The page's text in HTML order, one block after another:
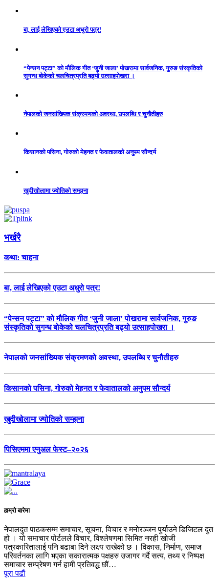
बा, लाई लेखिएको एउटा अधुरो पत्र!
“पेन्सन पट्टा” को मौलिक गीत ‘जुनी जाला’ पोखरामा सार्वजनिक, गुरुङ संस्कृतिको
सुगन्ध बोकेको चलचित्रप्रति बढ्यो उत्साहपोखरा ।
नेपालको जनसांख्यिक संक्रमणको अवस्था, उपलब्धि र चुनौतीहरु
किसानको पसिना, गोरुको मेहनत र फेवातालको अनुपम सौन्दर्य
खुदीखोलामा ज्योतिको सम्झना
भर्खरै
कथा: चाहना
बा, लाई लेखिएको एउटा अधुरो पत्र!
“पेन्सन पट्टा” को मौलिक गीत ‘जुनी जाला’ पोखरामा सार्वजनिक, गुरुङ
संस्कृतिको सुगन्ध बोकेको चलचित्रप्रति बढ्यो उत्साहपोखरा ।
नेपालको जनसांख्यिक संक्रमणको अवस्था, उपलब्धि र चुनौतीहरु
किसानको पसिना, गोरुको मेहनत र फेवातालको अनुपम सौन्दर्य
खुदीखोलामा ज्योतिको सम्झना
पिसिएममा एनुअल फेस्ट–२०२६
हाम्रो बारेमा
नेपालदुत पाठकसम्म समाचार, सूचना, विचार र मनोरञ्जन पुर्याउने डिजिटल दुत
हो । यो समाचार पोर्टलले विचार, विश्लेषणमा सिमित नरही खोजी
पत्रकारितालाई पनि बढाबा दिने लक्ष्य राखेको छ । विकास, निर्माण, समाज
परिवर्तनका लागि भएका सकारात्मक पक्षहरु उजागर गर्दै सत्य, तथ्य र निष्पक्ष
समाचार सम्प्रेषण गर्न हामी प्रतिवद्ध छौं…
पूरा पढाैं